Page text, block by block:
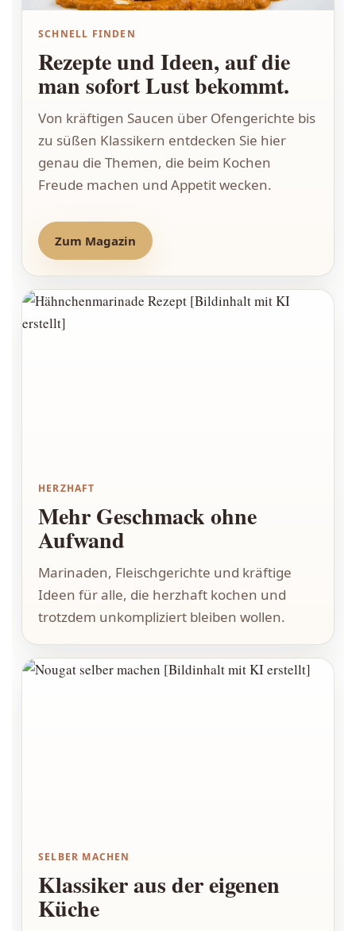
SCHNELL FINDEN
Rezepte und Ideen, auf die
man sofort Lust bekommt.
Von kräftigen Saucen über Ofengerichte bis
zu süßen Klassikern entdecken Sie hier
genau die Themen, die beim Kochen
Freude machen und Appetit wecken.
Zum Magazin
HERZHAFT
Mehr Geschmack ohne
Aufwand
Marinaden, Fleischgerichte und kräftige
Ideen für alle, die herzhaft kochen und
trotzdem unkompliziert bleiben wollen.
SELBER MACHEN
Klassiker aus der eigenen
Küche